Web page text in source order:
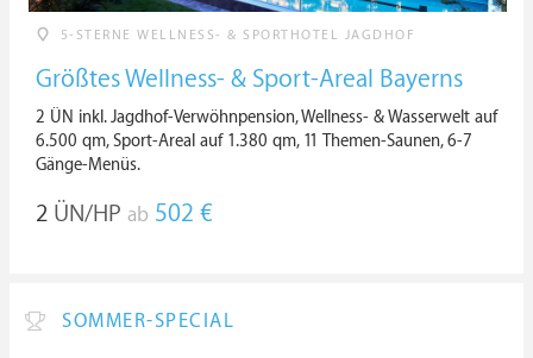
5-STERNE WELLNESS- & SPORTHOTEL JAGDHOF
Größtes Wellness- & Sport-Areal Bayerns
2 ÜN inkl. Jagdhof-Verwöhnpension, Wellness- & Wasserwelt auf
6.500 qm, Sport-Areal auf 1.380 qm, 11 Themen-Saunen, 6-7
Gänge-Menüs.
2 ÜN/HP ab 502 €
SOMMER-SPECIAL